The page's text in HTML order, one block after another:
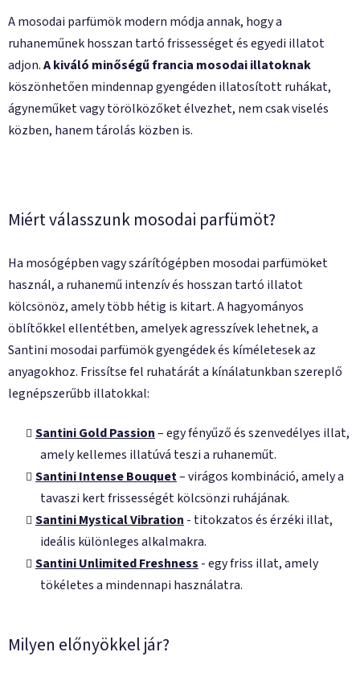
á
e
l
e
m
e
i
A mosodai parfümök modern módja annak, hogy a
ruhaneműnek hosszan tartó frissességet és egyedi illatot
adjon.A kiváló minőségű francia mosodai illatoknak
köszönhetően mindennap gyengéden illatosított ruhákat,
ágyneműket vagy törölközőket élvezhet, nem csak viselés
közben, hanem tárolás közben is.
Miért válasszunk mosodai parfümöt?
Ha mosógépben vagy szárítógépben mosodai parfümöket
használ, a ruhanemű intenzív és hosszan tartó illatot
kölcsönöz, amely több hétig is kitart. A hagyományos
öblítőkkel ellentétben, amelyek agresszívek lehetnek, a
Santini mosodai parfümök gyengédek és kíméletesek az
anyagokhoz. Frissítse fel ruhatárát a kínálatunkban szereplő
legnépszerűbb illatokkal:
Santini Gold Passion– egy fényűző és szenvedélyes illat,
amely kellemes illatúvá teszi a ruhaneműt.
Santini Intense Bouquet– virágos kombináció, amely a
tavaszi kert frissességét kölcsönzi ruhájának.
Santini Mystical Vibration - titokzatos és érzéki illat,
ideális különleges alkalmakra.
Santini Unlimited Freshness - egy friss illat, amely
tökéletes a mindennapi használatra.
Milyen előnyökkel jár?